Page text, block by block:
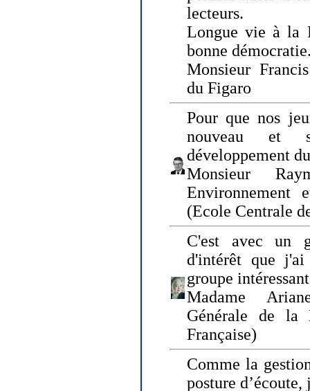
lecteurs.
Longue vie à la
bonne
Monsieur
du Figaro
Pour que nos
nouveau et
développement
Monsieur
Environnement
(Ecole Centrale
C'est avec un
d'intérêt que
groupe
Madame
Générale de la
Française)
Comme la
posture